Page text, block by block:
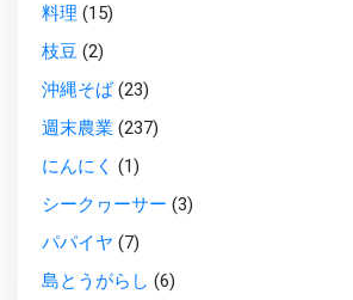
料理 (15)
枝豆 (2)
沖縄そば(23)
週末農業 (237)
にんにく (1)
シークヮーサー (3)
パパイヤ (7)
島とうがらし (6)